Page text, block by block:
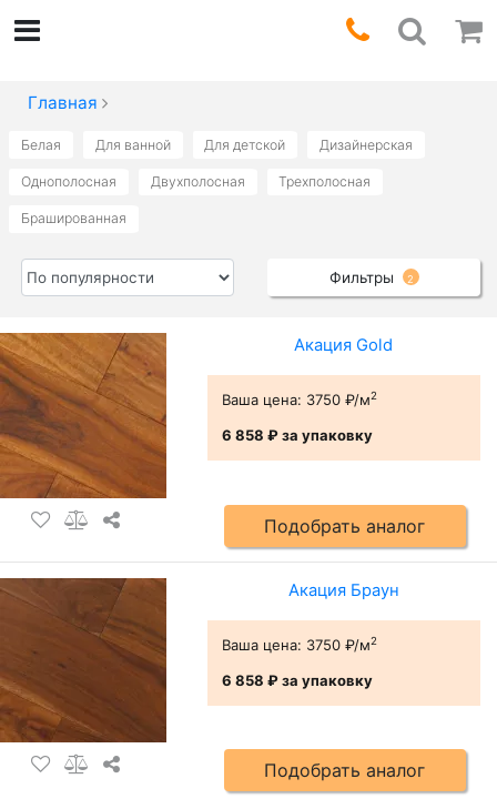
Главная
Белая Для ванной Для детской Дизайнерская
Однополосная Двухполосная Трехполосная
Брашированная
Фильтры 2
Акация Gold
Ваша цена: 3750 ₽/м2
6 858 ₽за упаковку
Подобрать аналог
Акация Браун
Ваша цена: 3750 ₽/м2
6 858 ₽за упаковку
Подобрать аналог